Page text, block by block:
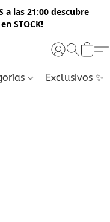
a las 21:00 descubre
STOCK!
Exclusivos ✨